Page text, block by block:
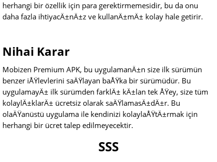
herhangi bir özellik için para gerektirmemesidir, bu da onu
daha fazla ihtiyacÄ±nÄ±z ve kullanÄ±mÄ± kolay hale getirir.
Nihai Karar
Mobizen Premium APK, bu uygulamanÄ±n size ilk sürümün
benzer iÅŸlevlerini saÄŸlayan baÅŸka bir sürümüdür. Bu
uygulamayÄ± ilk sürümden farklÄ± kÄ±lan tek ÅŸey, size tüm
kolaylÄ±klarÄ± ücretsiz olarak saÄŸlamasÄ±dÄ±r. Bu
olaÄŸanüstü uygulama ile kendinizi kolaylaÅŸtÄ±rmak için
herhangi bir ücret talep edilmeyecektir.
SSS